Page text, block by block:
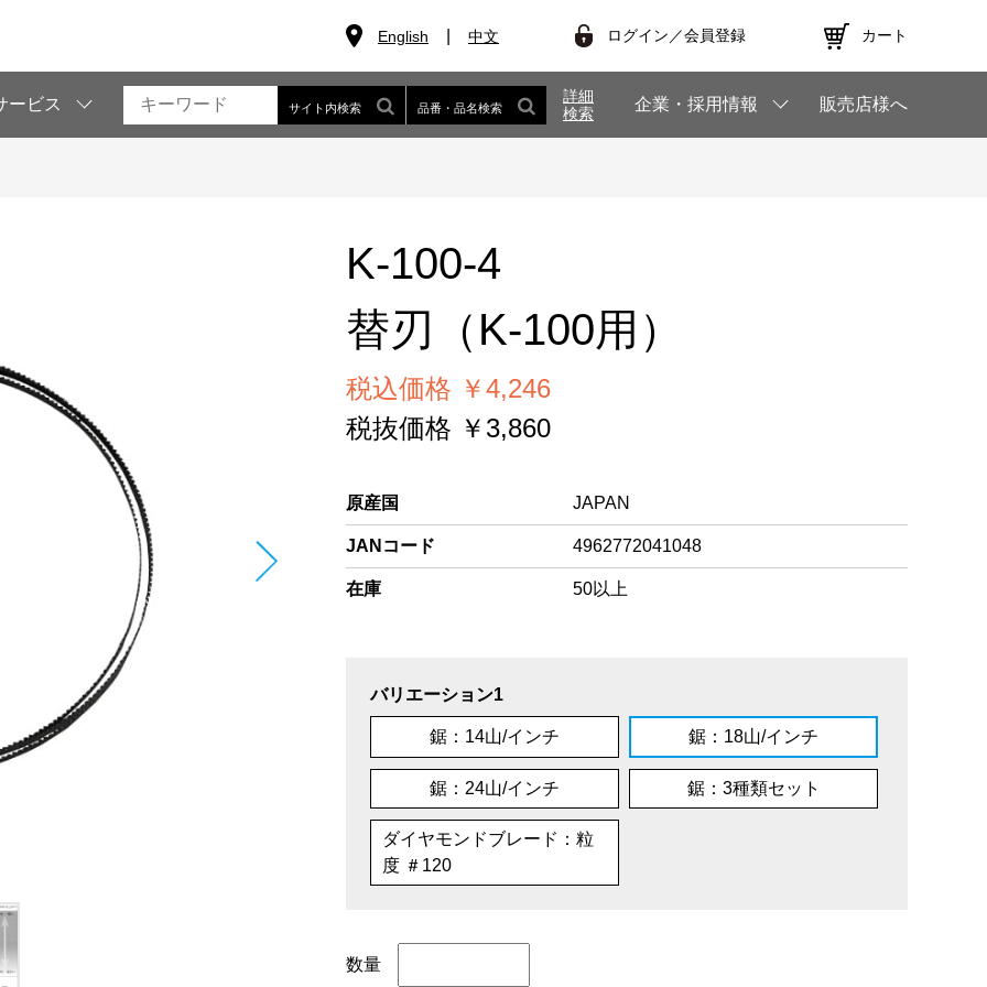
English 中文 ログイン／会員登録 カート
ービス サイト内検索 品番・品名検索
詳細
検索
企業・採用情報 販売店様へ
K-100-4
替刃（K-100用）
税込価格 ￥4,246
税抜価格 ￥3,860
原産国 JAPAN
JANコード 4962772041048
在庫 50以上
バリエーション1
鋸：14山/インチ 鋸：18山/インチ
鋸：24山/インチ 鋸：3種類セット
ダイヤモンドブレード：粒
度 ＃120
数量